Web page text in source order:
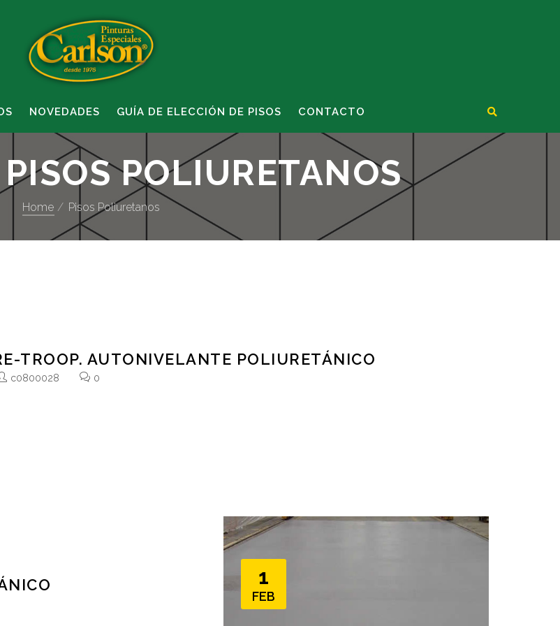
NOVEDADES GUÍA DE ELECCIÓN DE PISOS CONTACTO
PISOS POLIURETANOS
Home Pisos Poliuretanos
TROOP. AUTONIVELANTE POLIURETÁNICO
c0800028
0
1
FEB